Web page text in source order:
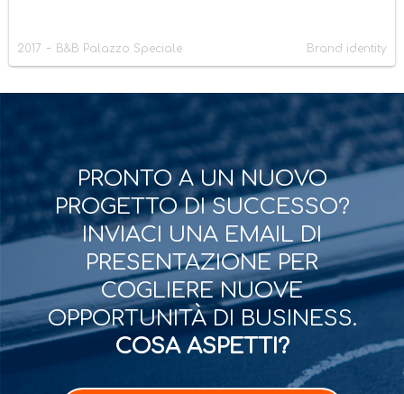
2017 - B&B Palazzo Speciale Brand identity
PRONTO A UN NUOVO
PROGETTO DI SUCCESSO?
INVIACI UNA EMAIL DI
PRESENTAZIONE PER
COGLIERE NUOVE
OPPORTUNITÀ DI BUSINESS.
COSA ASPETTI?